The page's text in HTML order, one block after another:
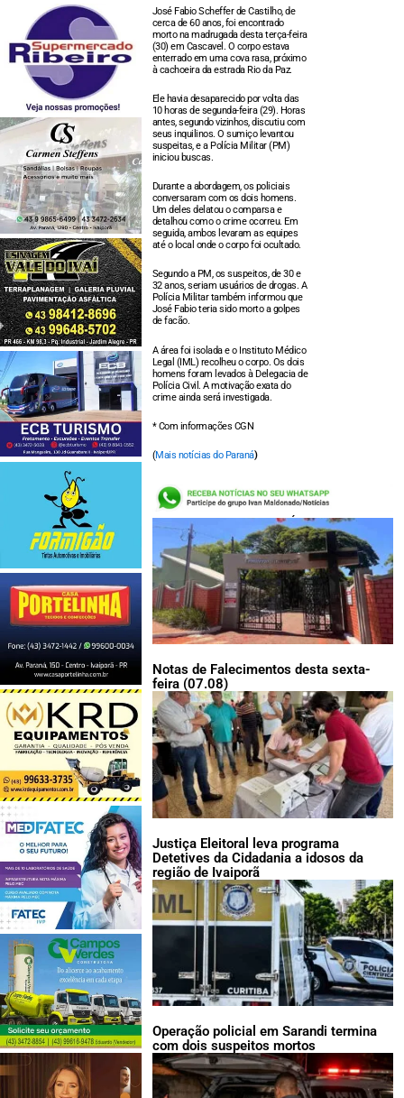
José Fabio Scheffer de Castilho, de
cerca de 60 anos, foi encontrado
morto na madrugada desta terça-feira
(30) em Cascavel. O corpo estava
enterrado em uma cova rasa, próximo
à cachoeira da estrada Rio da Paz.
Ele havia desaparecido por volta das
10 horas de segunda-feira (29). Horas
antes, segundo vizinhos, discutiu com
seus inquilinos. O sumiço levantou
suspeitas, e a Polícia Militar (PM)
iniciou buscas.
Durante a abordagem, os policiais
conversaram com os dois homens.
Um deles delatou o comparsa e
detalhou como o crime ocorreu. Em
seguida, ambos levaram as equipes
até o local onde o corpo foi ocultado.
Segundo a PM, os suspeitos, de 30 e
32 anos, seriam usuários de drogas. A
Polícia Militar também informou que
José Fabio teria sido morto a golpes
de facão.
A área foi isolada e o Instituto Médico
Legal (IML) recolheu o corpo. Os dois
homens foram levados à Delegacia de
Polícia Civil. A motivação exata do
crime ainda será investigada.
* Com informações CGN
(Mais notícias do Paraná)
LEIA TAMBÉM:
Notas de Falecimentos desta sexta-
feira (07.08)
Justiça Eleitoral leva programa
Detetives da Cidadania a idosos da
região de Ivaiporã
Operação policial em Sarandi termina
com dois suspeitos mortos